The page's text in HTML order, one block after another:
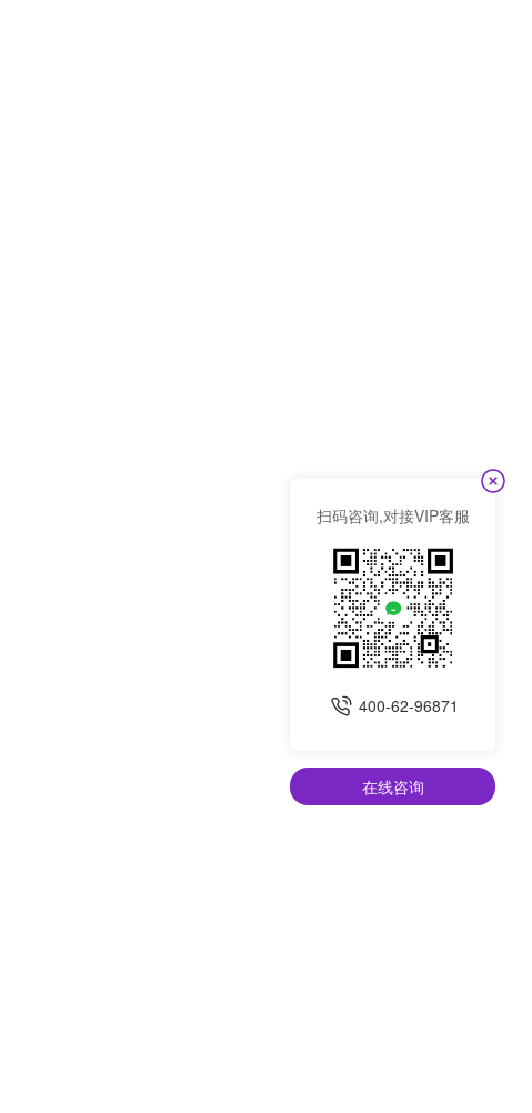
扫码咨询,对接VIP客服
400-62-96871
在线咨询